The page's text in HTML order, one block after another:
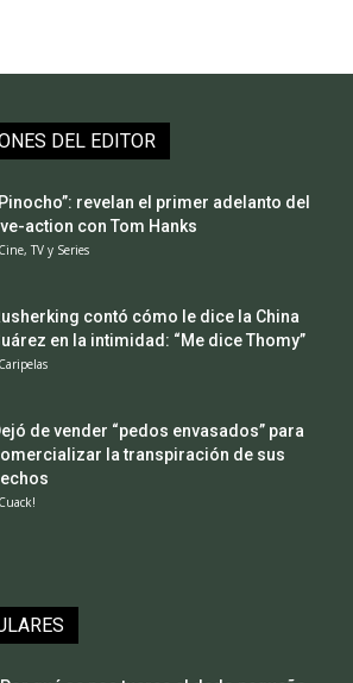
DEL EDITOR
revelan el primer adelanto del
action con Tom Hanks
Cine, TV y Series
contó cómo le dice la China
en la intimidad: “Me dice Thomy”
Caripelas
de vender “pedos envasados” para
la transpiración de sus
Cuack!